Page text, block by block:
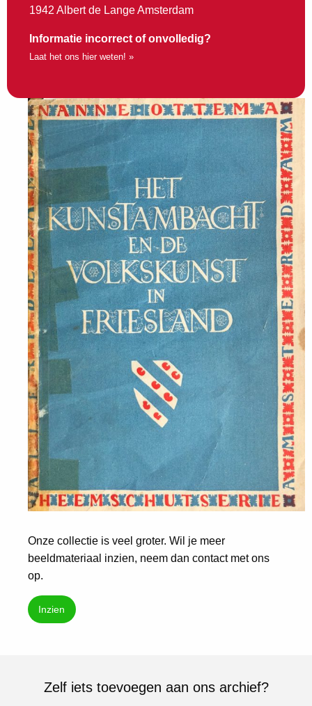
1942 Albert de Lange Amsterdam
Informatie incorrect of onvolledig?
Laat het ons hier weten! »
Onze collectie is veel groter. Wil je meer
beeldmateriaal inzien, neem dan contact met ons
op.
Inzien
Zelf iets toevoegen aan ons archief?